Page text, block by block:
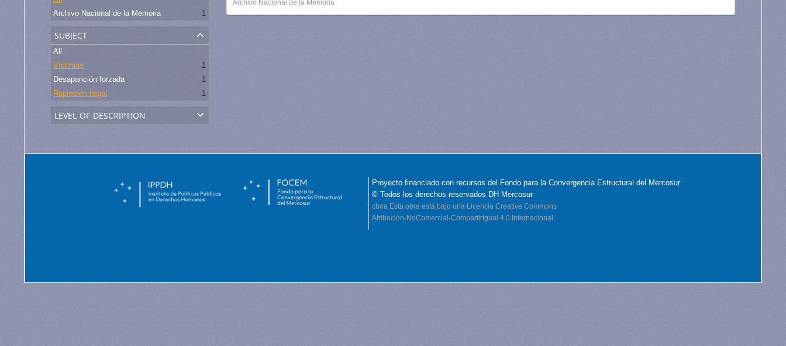
Archivo Nacional de la Memoria
1
subject
All
Víctimas
1
Desaparición forzada
1
Represión ilegal
1
level of description
Archivo Nacional de la Memoria
Proyecto financiado con recursos del Fondo para la Convergencia Estructural del Mercosur
© Todos los derechos reservados DH Mercosur
cbna Esta obra está bajo una Licencia Creative Commons
Atribución-NoComercial-CompartirIgual 4.0 Internacional.